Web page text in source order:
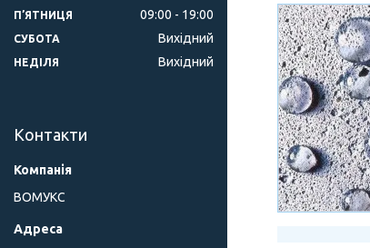
ПʼЯТНИЦЯ 09:00 19:00
СУБОТА Вихідний
НЕДІЛЯ Вихідний
Контакти
ВОМУКС